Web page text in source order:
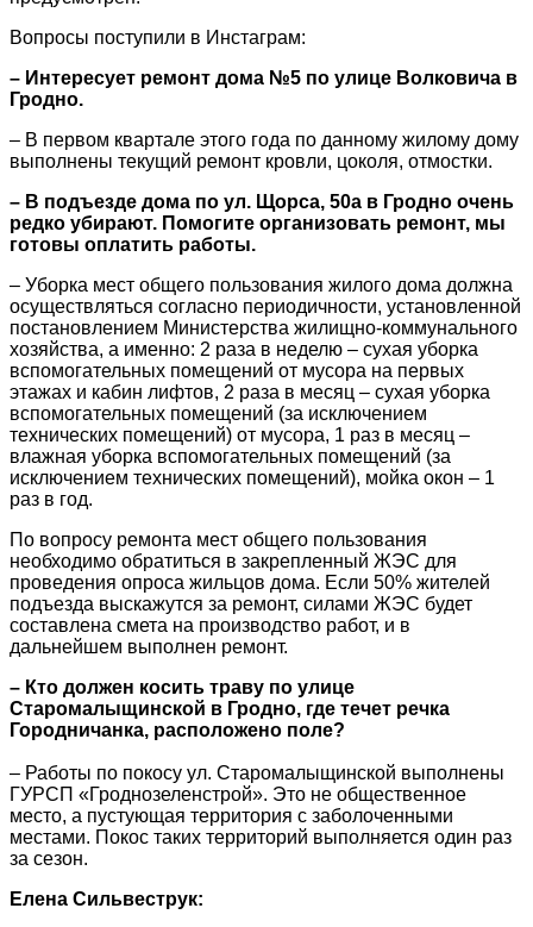
Вопросы поступили в Инстаграм:
– Интересует ремонт дома №5 по улице Волковича в
Гродно.
– В первом квартале этого года по данному жилому дому
выполнены текущий ремонт кровли, цоколя, отмостки.
– В подъезде дома по ул. Щорса, 50а в Гродно очень
редко убирают. Помогите организовать ремонт, мы
готовы оплатить работы.
– Уборка мест общего пользования жилого дома должна
осуществляться согласно периодичности, установленной
постановлением Министерства жилищно-коммунального
хозяйства, а именно: 2 раза в неделю – сухая уборка
вспомогательных помещений от мусора на первых
этажах и кабин лифтов, 2 раза в месяц – сухая уборка
вспомогательных помещений (за исключением
технических помещений) от мусора, 1 раз в месяц –
влажная уборка вспомогательных помещений (за
исключением технических помещений), мойка окон – 1
раз в год.
По вопросу ремонта мест общего пользования
необходимо обратиться в закрепленный ЖЭС для
проведения опроса жильцов дома. Если 50% жителей
подъезда выскажутся за ремонт, силами ЖЭС будет
составлена смета на производство работ, и в
дальнейшем выполнен ремонт.
– Кто должен косить траву по улице
Старомалыщинской в Гродно, где течет речка
Городничанка, расположено поле?
– Работы по покосу ул. Старомалыщинской выполнены
ГУРСП «Гроднозеленстрой». Это не общественное
место, а пустующая территория с заболоченными
местами. Покос таких территорий выполняется один раз
за сезон.
Елена Сильвеструк: